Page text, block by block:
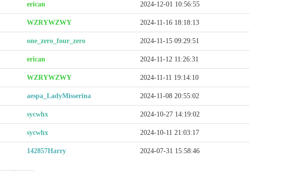
erican 2024-12-01 10:56:55
WZRYWZWY 2024-11-16 18:18:13
one_zero_four_zero 2024-11-15 09:29:51
erican 2024-11-12 11:26:31
WZRYWZWY 2024-11-11 19:14:10
aespa_LadyMisserina 2024-11-08 20:55:02
sycwhx 2024-10-27 14:19:02
sycwhx 2024-10-11 21:03:17
142857Harry 2024-07-31 15:58:46